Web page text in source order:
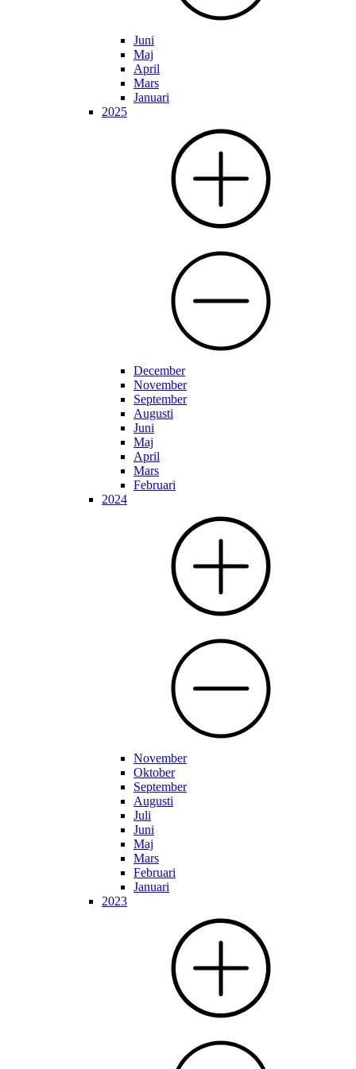
Juni
Maj
April
Mars
Januari
2025
December
November
September
Augusti
Juni
Maj
April
Mars
Februari
2024
November
Oktober
September
Augusti
Juli
Juni
Maj
Mars
Februari
Januari
2023